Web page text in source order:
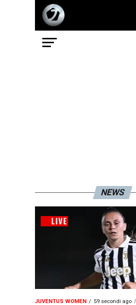
NEWS
JUVENTUS WOMEN 59 secondi ago